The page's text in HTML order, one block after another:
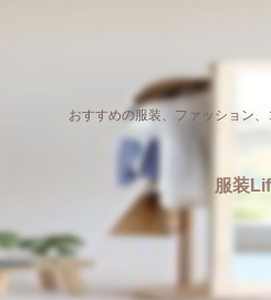
おすすめの服装、ファッション、
服装